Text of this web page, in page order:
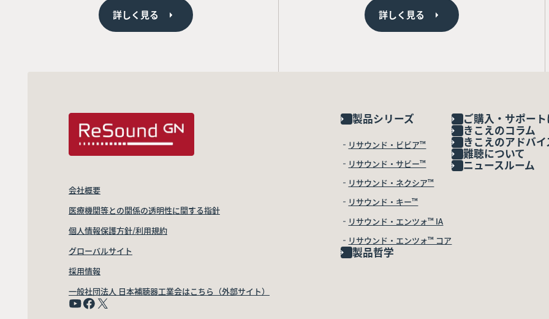
詳しく見る 詳しく見る
製品シリーズ
リサウンド・ビビア™
リサウンド・サビー™
リサウンド・ネクシア™
リサウンド・キー™
リサウンド・エンツォ™ IA
リサウンド・エンツォ™ コア
製品哲学
ご購入・サポー
きこえのコラム
きこえのアドバイ
難聴について
ニュースルーム
会社概要
医療機関等との関係の透明性に関する指針
個人情報保護方針/利用規約
グローバルサイト
採用情報
一般社団法人 日本補聴器工業会はこちら（外部サイト）